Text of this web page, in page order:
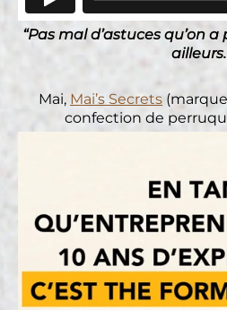
“Pas mal d’astuces qu’on
Mai, Mai’s Secrets
confection de